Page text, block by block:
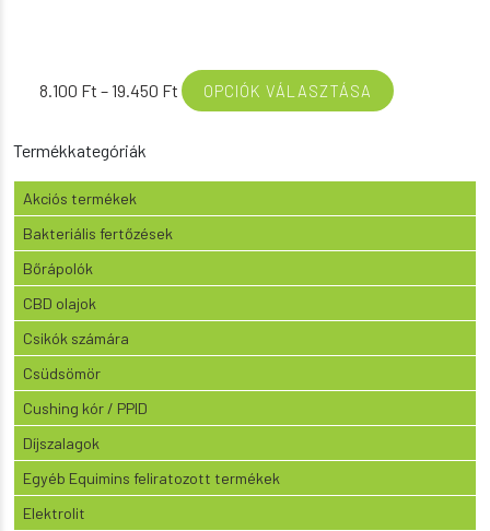
8.100 Ft –19.450 Ft Ártartomány:
8.100 Ft
OPCIÓK VÁLASZTÁSA
Termékkategóriák
Akciós termékek
Bakteriális fertőzések
Bőrápolók
CBD olajok
Csikók számára
Csüdsömör
Cushing kór / PPID
Díjszalagok
Egyéb Equimins feliratozott termékek
Elektrolit